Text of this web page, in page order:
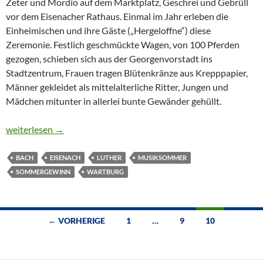
vor dem Eisenacher Rathaus. Einmal im Jahr erleben die
Einheimischen und ihre Gäste („Hergeloffne“) diese
Zeremonie. Festlich geschmückte Wagen, von 100 Pferden
gezogen, schieben sich aus der Georgenvorstadt ins
Stadtzentrum, Frauen tragen Blütenkränze aus Krepppapier,
Männer gekleidet als mittelalterliche Ritter, Jungen und
Mädchen mitunter in allerlei bunte Gewänder gehüllt.
CTOUR VOR ORT: Musiksommer in Eisenach
weiterlesen →
BACH EISENACH LUTHER
MUSIKSOMMER
SOMMERGEWINN
WARTBURG
Beitragsnavigation
← VORHERIGE 1 … 9 10